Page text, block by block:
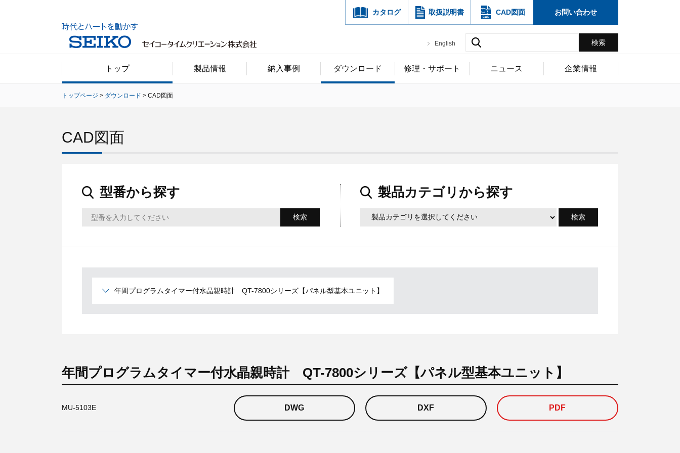
English
カタログ 取扱説明書 CAD図面 お問い合わせ
トップ 製品情報 納入事例 ダウンロード 修理・サポート ニュース 企業情報
トップページ ダウンロード CAD図面
CAD図面
型番から探す 製品カテゴリから探す
年間プログラムタイマー付水晶親時計 QT-7800シリーズ【パネル型基本ユニット】
年間プログラムタイマー付水晶親時計 QT-7800シリーズ【パネル型基本ユニット】
MU-5103E DWG DXF PDF